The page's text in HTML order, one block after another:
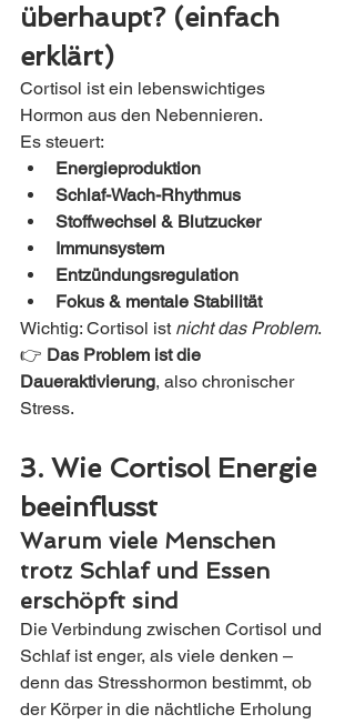
überhaupt? (einfach
erklärt)
Cortisol ist ein lebenswichtiges
Hormon aus den Nebennieren.
Es steuert:
Energieproduktion
Schlaf-Wach-Rhythmus
Stoffwechsel & Blutzucker
Immunsystem
Entzündungsregulation
Fokus & mentale Stabilität
Wichtig: Cortisol ist nicht das Problem.
👉 Das Problem ist die
Daueraktivierung, also chronischer
Stress.
3. Wie Cortisol Energie
beeinflusst
Warum viele Menschen
trotz Schlaf und Essen
erschöpft sind
Die Verbindung zwischen Cortisol und
Schlaf ist enger, als viele denken –
denn das Stresshormon bestimmt, ob
der Körper in die nächtliche Erholung